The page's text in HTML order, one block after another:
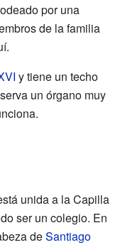
por una
de la familia
y tiene un techo
un órgano muy
unida a la Capilla
ser un colegio. En
deSantiago